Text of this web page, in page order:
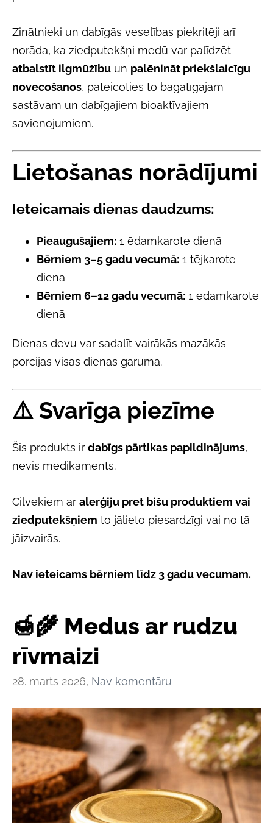
Zinātnieki un dabīgās veselības piekritēji arī
norāda, ka ziedputekšņi medū var palīdzēt
atbalstīt ilgmūžību un palēnināt priekšlaicīgu
novecošanos, pateicoties to bagātīgajam
sastāvam un dabīgajiem bioaktīvajiem
savienojumiem.
Lietošanas norādījumi
Ieteicamais dienas daudzums:
Pieaugušajiem: 1 ēdamkarote dienā
Bērniem 3–5 gadu vecumā: 1 tējkarote
dienā
Bērniem 6–12 gadu vecumā: 1 ēdamkarote
dienā
Dienas devu var sadalīt vairākās mazākās
porcijās visas dienas garumā.
⚠️ Svarīga piezīme
Šis produkts ir dabīgs pārtikas papildinājums,
nevis medikaments.
Cilvēkiem ar alerģiju pret bišu produktiem vai
ziedputekšņiem to jālieto piesardzīgi vai no tā
jāizvairās.
Nav ieteicams bērniem līdz 3 gadu vecumam.
🍯🌾 Medus ar rudzu
rīvmaizi
28. marts 2026, Nav komentāru